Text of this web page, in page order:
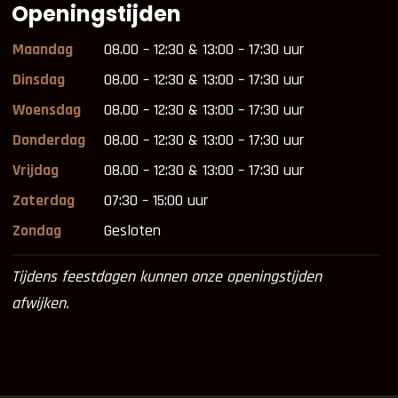
Openingstijden
Maandag
08.00 – 12:30 & 13:00 – 17:30 uur
Dinsdag
08.00 – 12:30 & 13:00 – 17:30 uur
Woensdag
08.00 – 12:30 & 13:00 – 17:30 uur
Donderdag
08.00 – 12:30 & 13:00 – 17:30 uur
Vrijdag
08.00 – 12:30 & 13:00 – 17:30 uur
Zaterdag
07:30 – 15:00 uur
Zondag
Gesloten
Tijdens feestdagen kunnen onze openingstijden
afwijken.